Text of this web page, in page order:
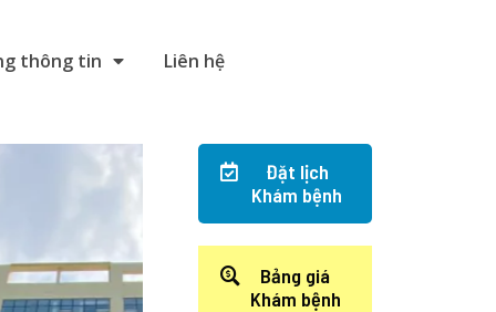
thông tin Liên hệ
Đặt lịch
Khám bệnh
Bảng giá
Khám bệnh